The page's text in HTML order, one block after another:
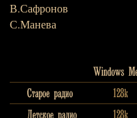
В.Сафронов
С.Манева